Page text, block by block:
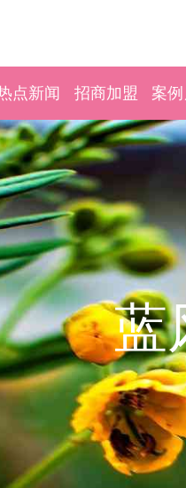
点新闻 招商加盟 案
蓝